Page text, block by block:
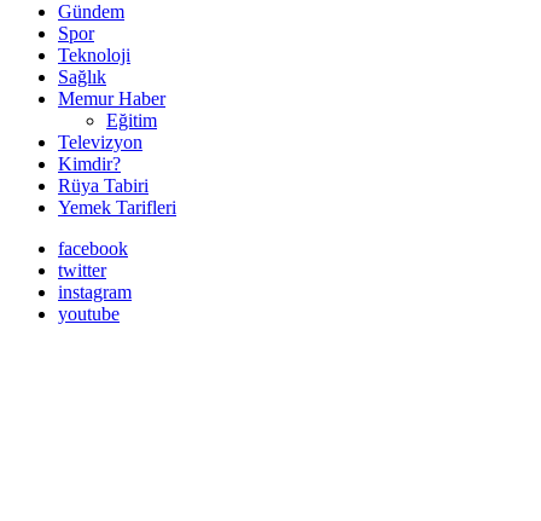
Gündem
Spor
Teknoloji
Sağlık
Memur Haber
Eğitim
Televizyon
Kimdir?
Rüya Tabiri
Yemek Tarifleri
facebook
twitter
instagram
youtube